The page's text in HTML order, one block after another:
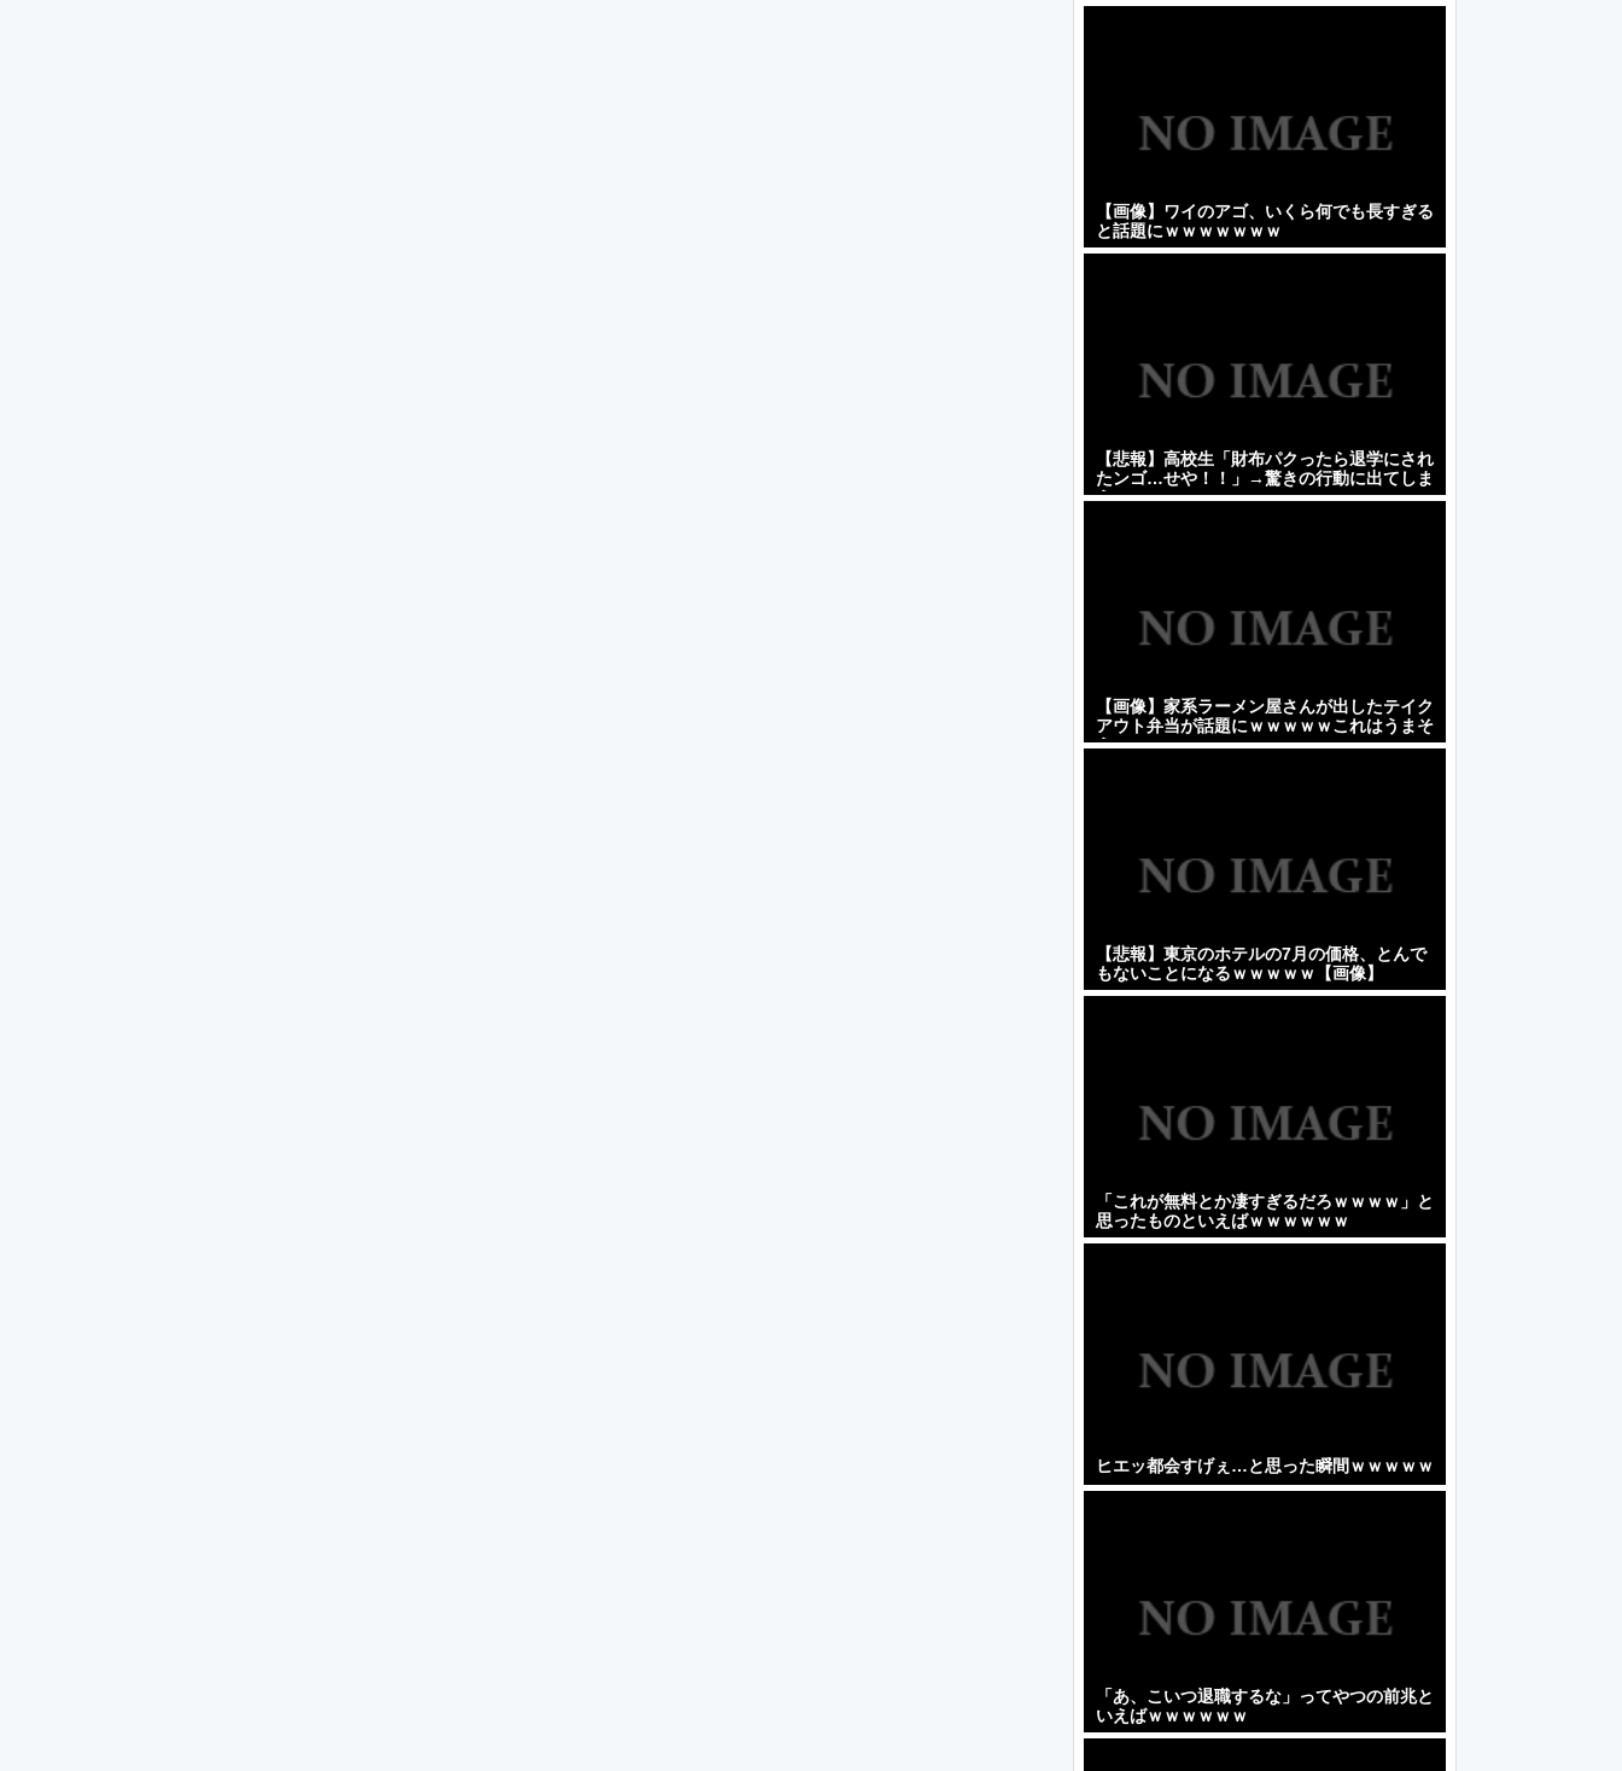
【画像】ワイのアゴ、いくら何でも長すぎる
と話題にｗｗｗｗｗｗｗ
【悲報】高校生「財布パクったら退学にされ
たンゴ…せや！！」→驚きの行動に出てしま
う・・・
【画像】家系ラーメン屋さんが出したテイク
アウト弁当が話題にｗｗｗｗｗこれはうまそ
うｗｗｗｗｗ
【悲報】東京のホテルの7月の価格、とんで
もないことになるｗｗｗｗｗ【画像】
「これが無料とか凄すぎるだろｗｗｗｗ」と
思ったものといえばｗｗｗｗｗｗ
ヒエッ都会すげぇ…と思った瞬間ｗｗｗｗｗ
「あ、こいつ退職するな」ってやつの前兆と
いえばｗｗｗｗｗｗ